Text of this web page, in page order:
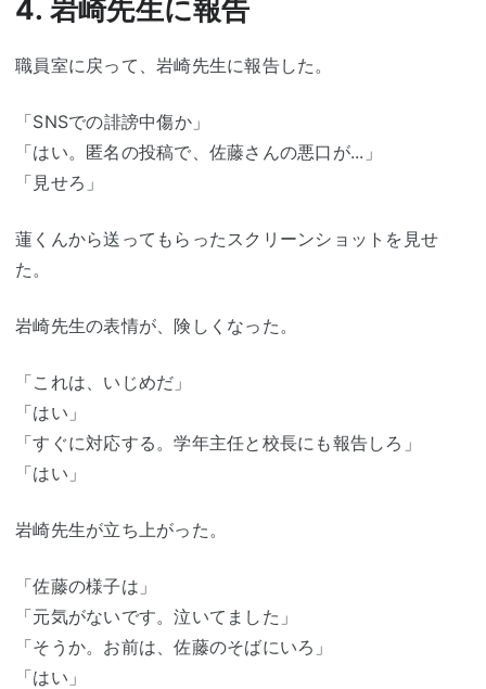
4. 岩崎先生に報告
職員室に戻って、岩崎先生に報告した。
「SNSでの誹謗中傷か」
「はい。匿名の投稿で、佐藤さんの悪口が...」
「見せろ」
蓮くんから送ってもらったスクリーンショットを見せ
た。
岩崎先生の表情が、険しくなった。
「これは、いじめだ」
「はい」
「すぐに対応する。学年主任と校長にも報告しろ」
「はい」
岩崎先生が立ち上がった。
「佐藤の様子は」
「元気がないです。泣いてました」
「そうか。お前は、佐藤のそばにいろ」
「はい」